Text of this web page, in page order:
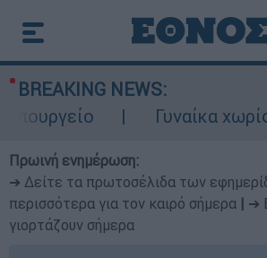
BREAKING NEWS:
Γυναίκα χωρίς
Πρωινή ενημέρωση:
➔ Δείτε τα πρωτοσέλιδα των
περισσότερα για τον καιρό σήμερα
➔
γιορτάζουν σήμερα